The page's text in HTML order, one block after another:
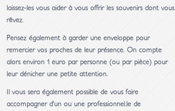
laissez-les vous aider à vous offrir les souvenirs dont vous
rêvez.
Pensez également à garder une enveloppe pour
remercier vos proches de leur présence. On compte
alors environ 1 euro par personne (ou par pièce) pour
leur dénicher une petite attention.
Il vous sera également possible de vous faire
accompagner d’un ou une professionnel.le de